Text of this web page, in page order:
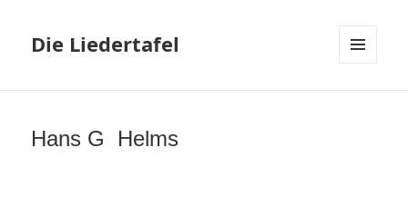
Die Liedertafel
Hans G Helms